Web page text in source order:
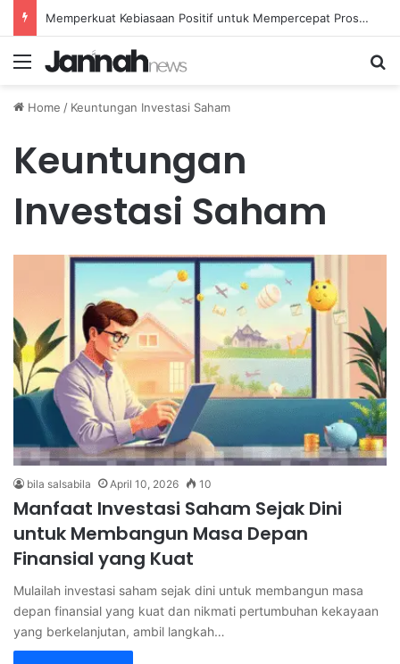
Memperkuat Kebiasaan Positif untuk Mempercepat Proses Pemulihan Mental Anda
Menu
Home / Keuntungan Investasi Saham
Keuntungan
Investasi Saham
bila salsabila April 10, 2026 10
Manfaat Investasi Saham Sejak Dini
untuk Membangun Masa Depan
Finansial yang Kuat
Mulailah investasi saham sejak dini untuk membangun masa
depan finansial yang kuat dan nikmati pertumbuhan kekayaan
yang berkelanjutan, ambil langkah…